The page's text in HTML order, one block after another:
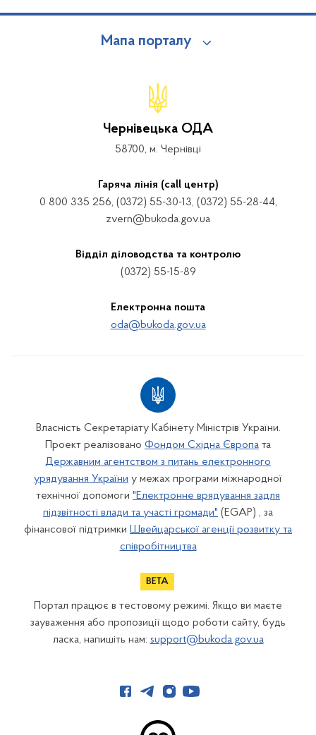
Мапа порталу
Чернівецька ОДА
58700, м. Чернівці
Гаряча лінія (call центр)
0 800 335 256, (0372) 55-30-13, (0372) 55-28-44,
zvern@bukoda.gov.ua
Відділ діловодства та контролю
(0372) 55-15-89
Електронна пошта
oda@bukoda.gov.ua
Власність Секретаріату Кабінету Міністрів України.
Проект реалізовано Фондом Східна Європа та
Державним агентством з питань електронного
урядування України у межах програми міжнародної
технічної допомоги "Електронне врядування задля
підзвітності влади та участі громади" (EGAP) , за
фінансової підтримки Швейцарської агенції розвитку та
співробітництва
Портал працює в тестовому режимі. Якщо ви маєте
зауваження або пропозиції щодо роботи сайту, будь
ласка, напишіть нам: support@bukoda.gov.ua